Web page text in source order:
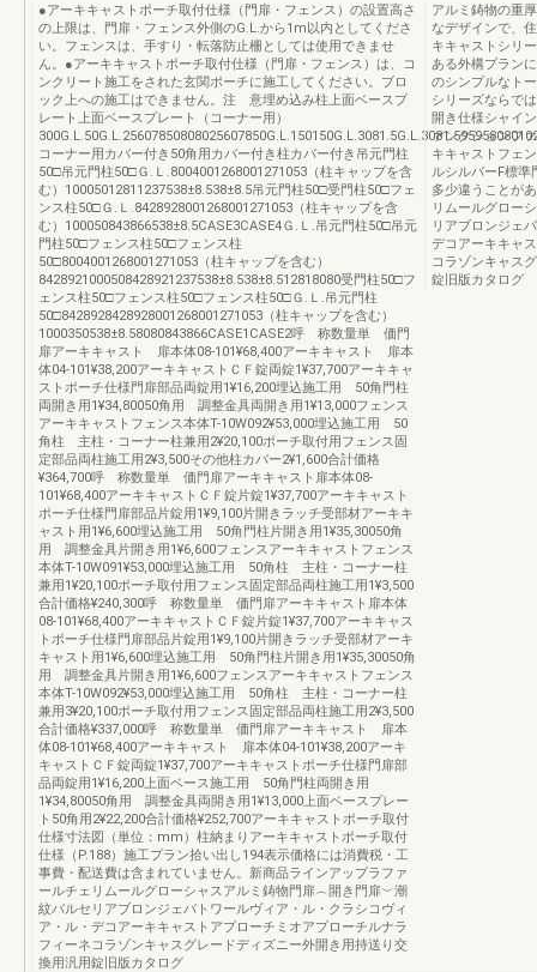
●アーキキャストポーチ取付仕様（門扉・フェンス）の設置高さ
の上限は、門扉・フェンス外側のG.L.から1m以内としてくださ
い。フェンスは、手すり・転落防止柵としては使用できませ
ん。●アーキキャストポーチ取付仕様（門扉・フェンス）は、コ
ンクリート施工をされた玄関ポーチに施工してください。ブロ
ック上への施工はできません。注 意埋め込み柱上面ベースプ
レート上面ベースプレート（コーナー用）
コーナー用カバー付き50角用カバー付き柱カバー付き吊元門柱
50□吊元門柱50□Ｇ.Ｌ.8004001268001271053（柱キャップを含
む）10005012811237538±8.538±8.5吊元門柱50□受門柱50□フェ
ンス柱50□Ｇ.Ｌ.8428928001268001271053（柱キャップを含
む）100050843866538±8.5CASE3CASE4Ｇ.Ｌ.吊元門柱50□吊元
門柱50□フェンス柱50□フェンス柱
50□8004001268001271053（柱キャップを含む）
8428921000508428921237538±8.538±8.512818080受門柱50□フ
ェンス柱50□フェンス柱50□フェンス柱50□Ｇ.Ｌ.吊元門柱
50□8428928428928001268001271053（柱キャップを含む）
1000350538±8.58080843866CASE1CASE2呼 称数量単 価門
扉アーキキャスト 扉本体08-101¥68,400アーキキャスト 扉本
体04-101¥38,200アーキキャストＣＦ錠両錠1¥37,700アーキキャ
ストポーチ仕様門扉部品両錠用1¥16,200埋込施工用 50角門柱
両開き用1¥34,80050角用 調整金具両開き用1¥13,000フェンス
アーキキャストフェンス本体T-10W092¥53,000埋込施工用 50
角柱 主柱・コーナー柱兼用2¥20,100ポーチ取付用フェンス固
定部品両柱施工用2¥3,500その他柱カバー2¥1,600合計価格
¥364,700呼 称数量単 価門扉アーキキャスト扉本体08-
101¥68,400アーキキャストＣＦ錠片錠1¥37,700アーキキャスト
ポーチ仕様門扉部品片錠用1¥9,100片開きラッチ受部材アーキキ
ャスト用1¥6,600埋込施工用 50角門柱片開き用1¥35,30050角
用 調整金具片開き用1¥6,600フェンスアーキキャストフェンス
本体T-10W091¥53,000埋込施工用 50角柱 主柱・コーナー柱
兼用1¥20,100ポーチ取付用フェンス固定部品両柱施工用1¥3,500
合計価格¥240,300呼 称数量単 価門扉アーキキャスト扉本体
08-101¥68,400アーキキャストＣＦ錠片錠1¥37,700アーキキャス
トポーチ仕様門扉部品片錠用1¥9,100片開きラッチ受部材アーキ
キャスト用1¥6,600埋込施工用 50角門柱片開き用1¥35,30050角
用 調整金具片開き用1¥6,600フェンスアーキキャストフェンス
本体T-10W092¥53,000埋込施工用 50角柱 主柱・コーナー柱
兼用3¥20,100ポーチ取付用フェンス固定部品両柱施工用2¥3,500
合計価格¥337,000呼 称数量単 価門扉アーキキャスト 扉本
体08-101¥68,400アーキキャスト 扉本体04-101¥38,200アーキ
キャストＣＦ錠両錠1¥37,700アーキキャストポーチ仕様門扉部
品両錠用1¥16,200上面ベース施工用 50角門柱両開き用
1¥34,80050角用 調整金具両開き用1¥13,000上面ベースプレー
ト50角用2¥22,200合計価格¥252,700アーキキャストポーチ取付
仕様寸法図（単位：mm）柱納まりアーキキャストポーチ取付
仕様（P.188）施工プラン拾い出し194表示価格には消費税・工
事費・配送費は含まれていません。新商品ラインアップラファ
ールチェリムールグローシャスアルミ鋳物門扉︵開き門扉︶潮
紋バルセリアブロンジェバトワールヴィア・ル・クラシコヴィ
ア・ル・デコアーキキャストアプローチミオアプローチルナラ
フィーネコラゾンキャスグレードディズニー外開き用持送り交
換用汎用錠旧版カタログ
アルミ鋳物の重
なデザインで、
キキャストシリ
ある外構プラン
のシンプルなト
シリーズならで
開き仕様シャイ
ァンクションフ
キキャストフェ
ルシルバーF標準
多少違うことが
リムールグロー
リアブロンジェ
デコアーキキャ
コラゾンキャス
錠旧版カタログ